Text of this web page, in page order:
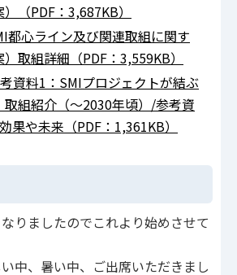
（PDF：3,687KB）
都心ライン及び関連取組に関す
取組詳細（PDF：3,559KB）
考資料1：SMIプロジェクトが結ぶ
取組紹介（～2030年頃）/参考資
果や未来（PDF：1,361KB）
りましたのでこれより始めさせて
中、暑い中、ご出席いただきまし